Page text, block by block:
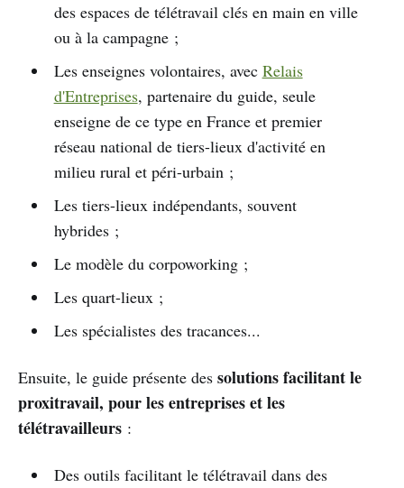
des espaces de télétravail clés en main en ville
ou à la campagne ;
Les enseignes volontaires, avec Relais
d'Entreprises, partenaire du guide, seule
enseigne de ce type en France et premier
réseau national de tiers-lieux d'activité en
milieu rural et péri-urbain ;
Les tiers-lieux indépendants, souvent
hybrides ;
Le modèle du corpoworking ;
Les quart-lieux ;
Les spécialistes des tracances...
Ensuite, le guide présente des solutions facilitant le
proxitravail, pour les entreprises et les
télétravailleurs :
Des outils facilitant le télétravail dans des